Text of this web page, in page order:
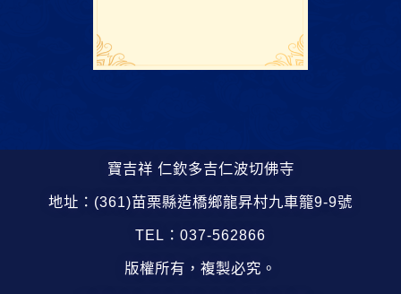
寶吉祥 仁欽多吉仁波切佛寺
地址：(361)苗栗縣造橋鄉龍昇村九車籠9-9號
TEL：037-562866
版權所有，複製必究。